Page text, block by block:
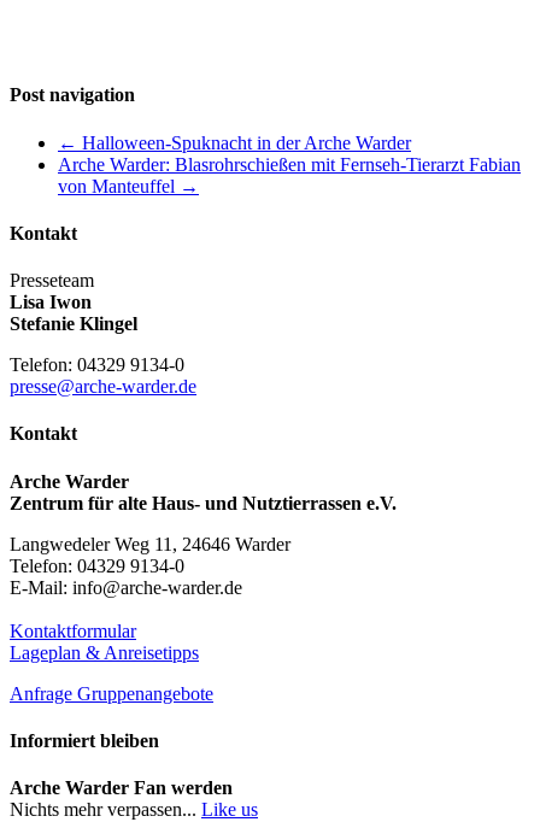
Post navigation
← Halloween-Spuknacht in der Arche Warder
Arche Warder: Blasrohrschießen mit Fernseh-Tierarzt Fabian
von Manteuffel →
Kontakt
Presseteam
Lisa Iwon
Stefanie Klingel
Telefon: 04329 9134-0
presse@arche-warder.de
Kontakt
Arche Warder
Zentrum für alte Haus- und Nutztierrassen e.V.
Langwedeler Weg 11, 24646 Warder
Telefon: 04329 9134-0
E-Mail: info@arche-warder.de
Kontaktformular
Lageplan & Anreisetipps
Anfrage Gruppenangebote
Informiert bleiben
Arche Warder Fan werden
Nichts mehr verpassen... Like us